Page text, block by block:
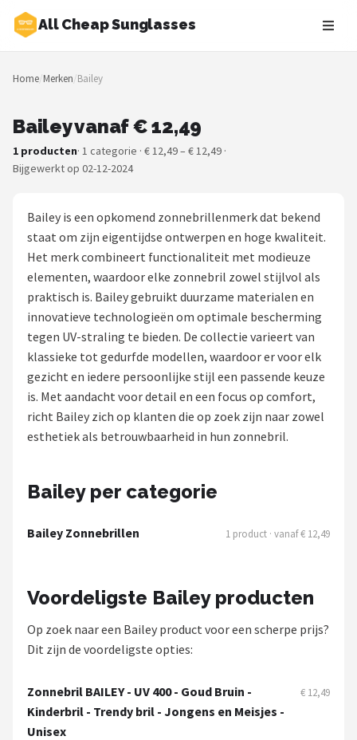
All Cheap Sunglasses
Zoeken
NAVIGATIE
Merken
Zonnebrillen
Baby zonnebrillen
POPULAIRE MERKEN
Kingseven
Sinner
Maesy
Fako Sunglasses®
Serengeti
Home/Merken/Bailey
Bailey vanaf € 12,49
1 producten· 1 categorie · € 12,49 – € 12,49 ·
Bijgewerkt op 02-12-2024
Bailey is een opkomend zonnebrillenmerk dat bekend
staat om zijn eigentijdse ontwerpen en hoge kwaliteit.
Het merk combineert functionaliteit met modieuze
elementen, waardoor elke zonnebril zowel stijlvol als
praktisch is. Bailey gebruikt duurzame materialen en
innovatieve technologieën om optimale bescherming
tegen UV-straling te bieden. De collectie varieert van
klassieke tot gedurfde modellen, waardoor er voor elk
gezicht en iedere persoonlijke stijl een passende keuze
is. Met aandacht voor detail en een focus op comfort,
richt Bailey zich op klanten die op zoek zijn naar zowel
esthetiek als betrouwbaarheid in hun zonnebril.
Bailey per categorie
Bailey Zonnebrillen 1 product · vanaf € 12,49
Voordeligste Bailey producten
Op zoek naar een Bailey product voor een scherpe prijs?
Dit zijn de voordeligste opties:
Zonnebril BAILEY - UV 400 - Goud Bruin -
Kinderbril - Trendy bril - Jongens en Meisjes -
Unisex
€ 12,49